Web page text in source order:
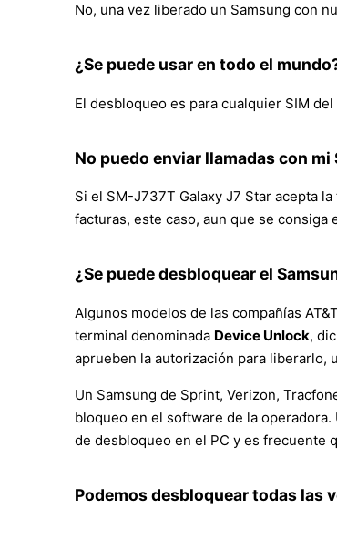
No, una vez liberado un Samsung con
¿Se puede usar en todo el
El desbloqueo es para cualquier SIM del
No puedo enviar llamadas con
Si el SM-J737T Galaxy J7 Star acepta
facturas, este caso, aun que se
¿Se puede desbloquear el
Algunos modelos de las compañías
terminal denominada Device Unlock,
aprueben la autorización para liberarlo,
Un Samsung de Sprint, Verizon,
bloqueo en el software de la
de desbloqueo en el PC y es frecuente
Podemos desbloquear todas las